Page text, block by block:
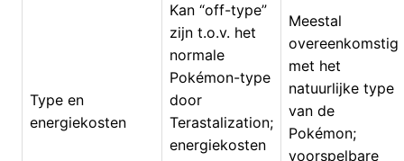
Type en
energiekosten
Kan “off-type”
zijn t.o.v. het
normale
Pokémon-type
door
Terastalization;
energiekosten
Meestal
overeenkomstig
met het
natuurlijke type
van de
Pokémon;
voorspelbare